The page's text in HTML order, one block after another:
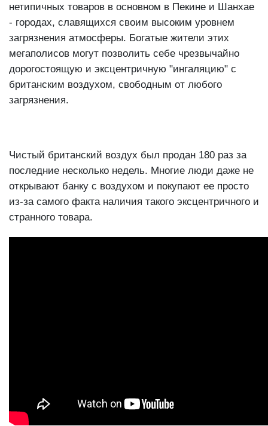
нетипичных товаров в основном в Пекине и Шанхае
- городах, славящихся своим высоким уровнем
загрязнения атмосферы. Богатые жители этих
мегаполисов могут позволить себе чрезвычайно
дорогостоящую и эксцентричную "ингаляцию" с
британским воздухом, свободным от любого
загрязнения.
Чистый британский воздух был продан 180 раз за
последние несколько недель. Многие люди даже не
открывают банку с воздухом и покупают ее просто
из-за самого факта наличия такого эксцентричного и
странного товара.